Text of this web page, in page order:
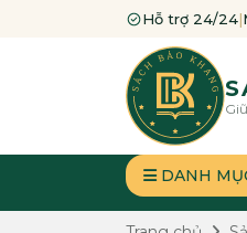
Hỗ trợ 24/24|
DANH